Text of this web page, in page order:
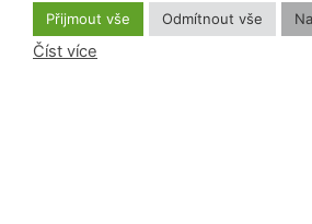
Banka: Fio banka a.s.
Přijmout vše Odmítnout vše
Číst více